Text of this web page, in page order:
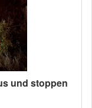
und stoppen